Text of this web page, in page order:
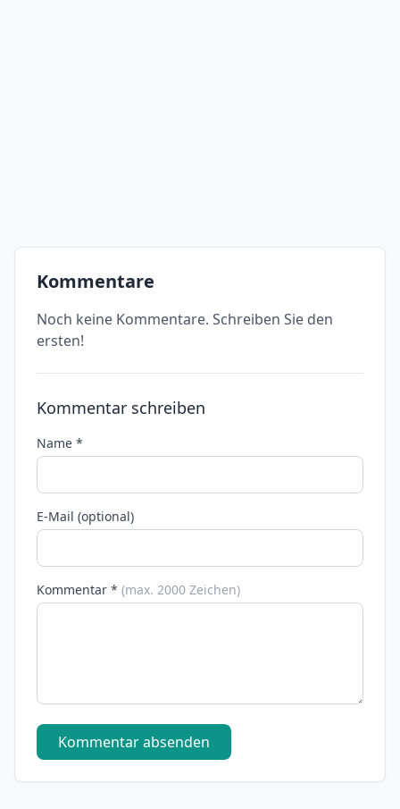
Kommentare
Noch keine Kommentare. Schreiben Sie den
ersten!
Kommentar schreiben
Name *
E-Mail (optional)
Kommentar * (max. 2000 Zeichen)
Kommentar absenden